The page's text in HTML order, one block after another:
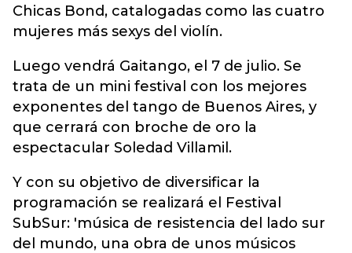
Chicas Bond, catalogadas como las cuatro
mujeres más sexys del violín.
Luego vendrá Gaitango, el 7 de julio. Se
trata de un mini festival con los mejores
exponentes del tango de Buenos Aires, y
que cerrará con broche de oro la
espectacular Soledad Villamil.
Y con su objetivo de diversificar la
programación se realizará el Festival
SubSur: 'música de resistencia del lado sur
del mundo, una obra de unos músicos